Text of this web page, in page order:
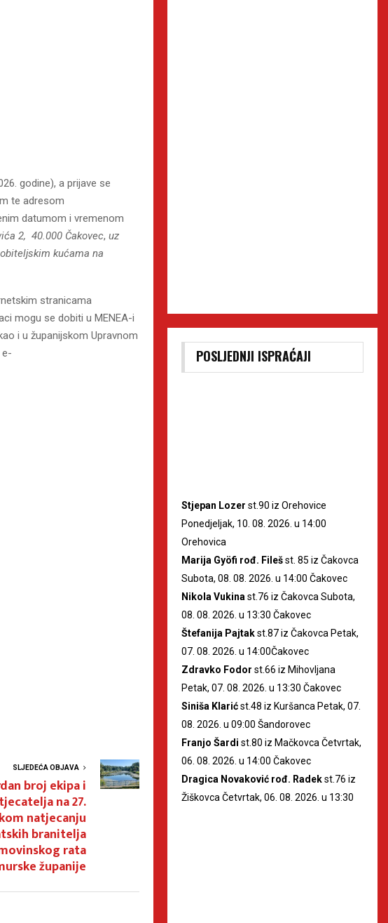
godine), a prijave se
te adresom
datumom i vremenom
2, 40.000 Čakovec, uz
kućama na
stranicama
mogu se dobiti u MENEA-i
i u županijskom Upravnom
SLJEDEĆA OBJAVA
broj ekipa i
na 27.
natjecanju
branitelja
rata
županije
POSLJEDNJI ISPRAĆAJI
Stjepan Lozer st.90 iz Orehovice
Ponedjeljak, 10. 08. 2026. u 14:00
Orehovica
Marija Gyöfi rođ. Filešst. 85 iz Čakovca
Subota, 08. 08. 2026. u 14:00 Čakovec
Nikola Vukina st.76 iz Čakovca Subota,
08. 08. 2026. u 13:30 Čakovec
Štefanija Pajtakst.87 iz Čakovca Petak,
07. 08. 2026. u 14:00Čakovec
Zdravko Fodor st.66 iz Mihovljana
Petak, 07. 08. 2026. u 13:30 Čakovec
Siniša Klarićst.48 iz Kuršanca Petak, 07.
08. 2026. u 09:00 Šandorovec
Franjo Šardi st.80 iz Mačkovca Četvrtak,
06. 08. 2026. u 14:00 Čakovec
Dragica Novaković rođ. Radekst.76 iz
Žiškovca Četvrtak, 06. 08. 2026. u 13:30